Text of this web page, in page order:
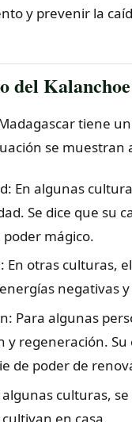
y prevenir la
del
tiene
se muestran
En algunas
Se dice que su
poder mágico.
En otras culturas,
negativas
Para algunas
y regeneración.
de poder de
culturas,